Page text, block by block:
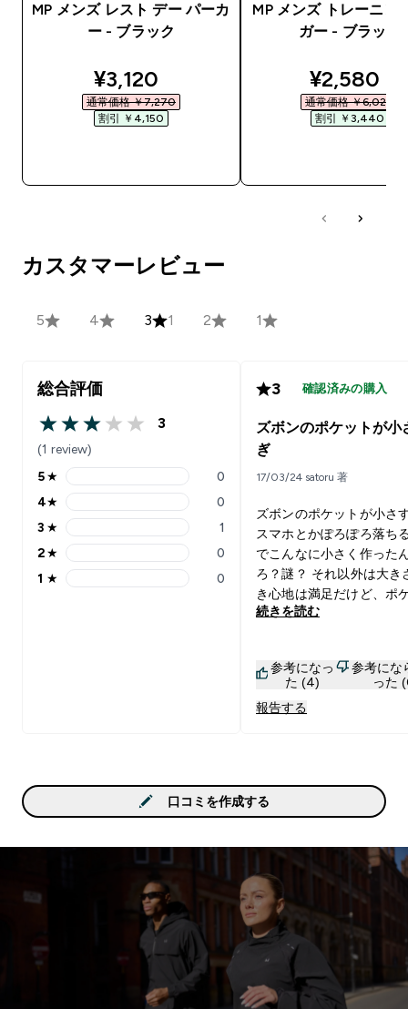
MP メンズ レスト デー パーカ
ー - ブラック
discounted price
¥3,120‎
通常価格 ￥7,270‎
割引 ￥4,150‎
MP メンズ トレーニン
ガー - ブラック
¥2,580‎
通常価格 ￥6,020‎
割引 ￥3,440‎
カスタマーレビュー
5 4 3 1 2 1
総合評価
3 out of 5 stars
3
(1 review)
5 stars rating 0 reviews
5★ 0
4 stars rating 0 reviews
4★ 0
3 stars rating 1 reviews
3 ★ 1
2 stars rating 0 reviews
2★ 0
1 stars rating 0 reviews
1 ★ 0
3 確認済みの購入
ズボンのポケットが小
ぎ
17/03/24 satoru 著
ズボンのポケットが小さ
スマホとかぽろぽろ落ち
でこんなに小さく作った
ろ？謎？ それ以外は大き
き心地は満足だけど、ポ
だけどうにかしてほしい
続きを読む
参考になっ
た (4)
参考にな
った
報告する
口コミを作成する